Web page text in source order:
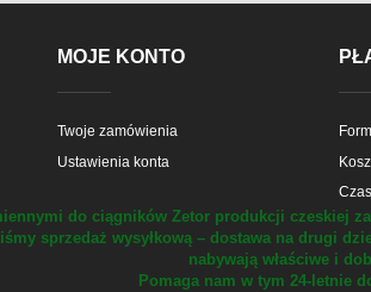
MOJE KONTO
Twoje zamówienia
Ustawienia konta
do ciągników Zetor produkcji czeskiej
sprzedaż wysyłkową – dostawa na drugi
nabywają właściwe i
Pomaga nam w tym 24-letnie